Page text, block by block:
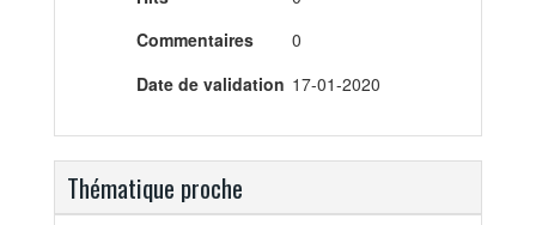
Commentaires
0
Date de validation 17-01-2020
Thématique proche